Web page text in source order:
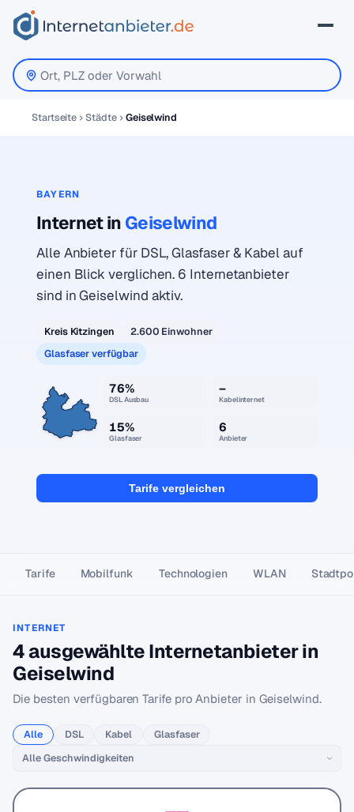
Startseite Städte Geiselwind
BAYERN
Internet in Geiselwind
Alle Anbieter für DSL, Glasfaser & Kabel auf
einen Blick verglichen. 6 Internetanbieter
sind in Geiselwind aktiv.
Kreis Kitzingen
2.600 Einwohner
Glasfaser verfügbar
76%
DSL Ausbau
–
Kabelinternet
15%
Glasfaser
6
Anbieter
Tarife vergleichen
Tarife Mobilfunk Technologien WLAN
INTERNET
4 ausgewählte Internetanbieter in
Geiselwind
Die besten verfügbaren Tarife pro Anbieter in Geiselwind.
Alle DSL Kabel Glasfaser